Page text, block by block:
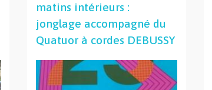
matins intérieurs :
jonglage accompagné du
Quatuor à cordes DEBUSSY